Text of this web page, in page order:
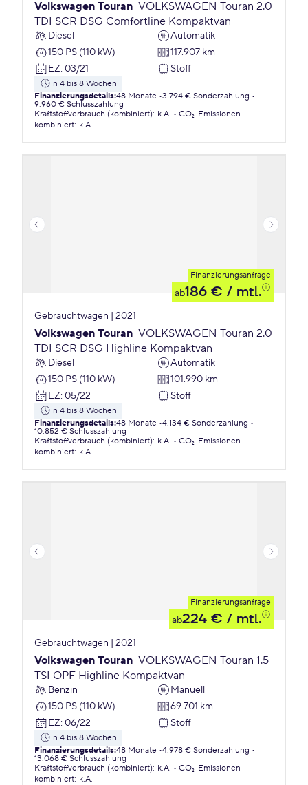
Volkswagen Touran VOLKSWAGEN Touran 2.0
TDI SCR DSG Comfortline Kompaktvan
Diesel
Automatik
150 PS (110 kW)
117.907 km
EZ: 03/21 Stoff
in 4 bis 8 Wochen
Finanzierungsdetails:48 Monate 3.794 € Sonderzahlung
9.960 € Schlusszahlung
Kraftstoffverbrauch (kombiniert): k.A.
CO₂-Emissionen
kombiniert: k.A.
Finanzierungsanfrage
ab186 € / mtl.
Gebrauchtwagen | 2021
Volkswagen Touran VOLKSWAGEN Touran 2.0
TDI SCR DSG Highline Kompaktvan
Diesel
Automatik
150 PS (110 kW)
101.990 km
EZ: 05/22 Stoff
in 4 bis 8 Wochen
Finanzierungsdetails:48 Monate 4.134 € Sonderzahlung
10.852 € Schlusszahlung
Kraftstoffverbrauch (kombiniert): k.A.
CO₂-Emissionen
kombiniert: k.A.
Finanzierungsanfrage
ab224 € / mtl.
Gebrauchtwagen | 2021
Volkswagen Touran VOLKSWAGEN Touran 1.5
TSI OPF Highline Kompaktvan
Benzin
Manuell
150 PS (110 kW)
69.701 km
EZ: 06/22 Stoff
in 4 bis 8 Wochen
Finanzierungsdetails:48 Monate 4.978 € Sonderzahlung
13.068 € Schlusszahlung
Kraftstoffverbrauch (kombiniert): k.A.
CO₂-Emissionen
kombiniert: k.A.